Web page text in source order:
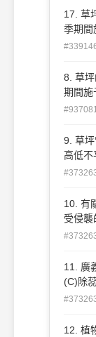
17. 草
季期間
(D)過
8. 草坪的施肥管理應於春季-夏季生長旺季
期間施
(D)海
9. 草
高低不
用所致
隆起造
10. 有
受侵襲
條的生
(D)介
11. 廣
(C)除
12. 植